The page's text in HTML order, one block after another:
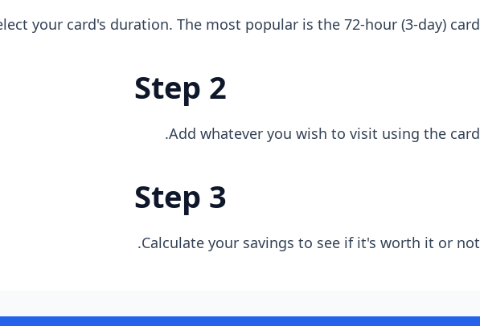
your card's duration. The most popular is the 72-hour (3-day) card.
Step 2
Add whatever you wish to visit using the card.
Step 3
Calculate your savings to see if it's worth it or not.